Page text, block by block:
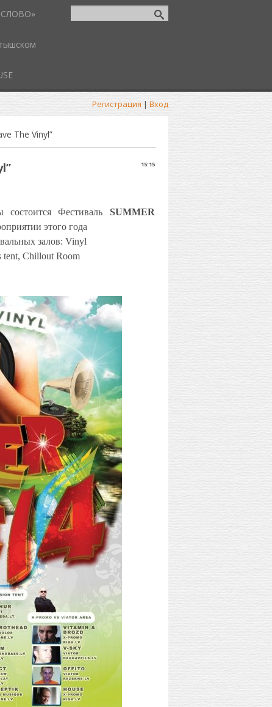
Регистрация | Вход
The Vinyl”
15:15
состоится Фестиваль
SUMMER
этого года
залов: Vinyl
tent, Chillout Room